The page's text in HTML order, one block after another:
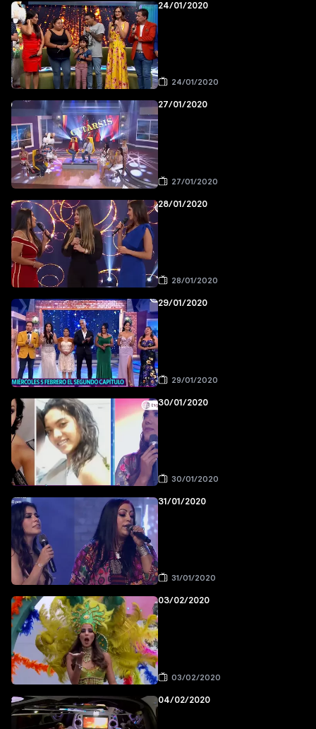
24/01/2020
24/01/2020
27/01/2020
27/01/2020
28/01/2020
28/01/2020
29/01/2020
29/01/2020
30/01/2020
30/01/2020
31/01/2020
31/01/2020
03/02/2020
03/02/2020
04/02/2020